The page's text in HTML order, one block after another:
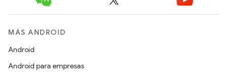
MÁS ANDROID
Android
Android para empresas